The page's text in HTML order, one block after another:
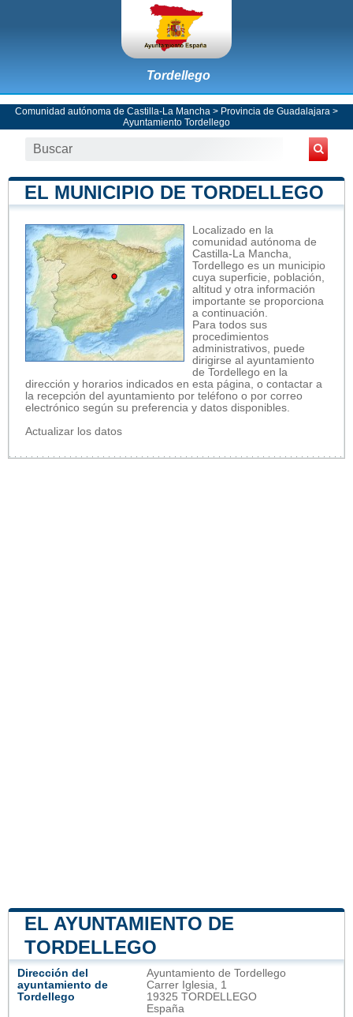
Tordellego
Comunidad autónoma de Castilla-La Mancha > Provincia de Guadalajara >
Ayuntamiento Tordellego
EL MUNICIPIO DE TORDELLEGO
Localizado en la
comunidad autónoma de
Castilla-La Mancha,
Tordellego es un municipio
cuya superficie, población,
altitud y otra información
importante se proporciona
a continuación.
Para todos sus
procedimientos
administrativos, puede
dirigirse al ayuntamiento
de Tordellego en la
dirección y horarios indicados en esta página, o contactar a
la recepción del ayuntamiento por teléfono o por correo
electrónico según su preferencia y datos disponibles.
Actualizar los datos
EL AYUNTAMIENTO DE
TORDELLEGO
Dirección del
ayuntamiento de
Tordellego
Ayuntamiento de Tordellego
Carrer Iglesia, 1
19325 TORDELLEGO
España